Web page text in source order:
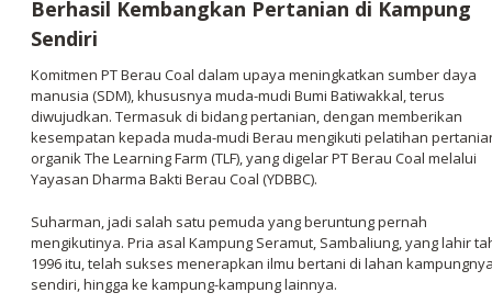
Berhasil Kembangkan Pertanian di Kampung
Sendiri
Komitmen PT Berau Coal dalam upaya meningkatkan sumber daya
manusia (SDM), khususnya muda-mudi Bumi Batiwakkal, terus
diwujudkan. Termasuk di bidang pertanian, dengan memberikan
kesempatan kepada muda-mudi Berau mengikuti pelatihan
organik The Learning Farm (TLF), yang digelar PT Berau Coal melalui
Yayasan Dharma Bakti Berau Coal (YDBBC).
Suharman, jadi salah satu pemuda yang beruntung pernah
mengikutinya. Pria asal Kampung Seramut, Sambaliung, yang lahir
1996 itu, telah sukses menerapkan ilmu bertani di lahan
sendiri, hingga ke kampung-kampung lainnya.